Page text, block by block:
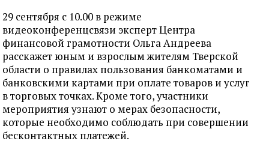
29 сентября с 10.00 в режиме
видеоконференцсвязи эксперт Центра
финансовой грамотности Ольга Андреева
расскажет юным и взрослым жителям Тверской
области о правилах пользования банкоматами и
банковскими картами при оплате товаров и услуг
в торговых точках. Кроме того, участники
мероприятия узнают о мерах безопасности,
которые необходимо соблюдать при совершении
бесконтактных платежей.